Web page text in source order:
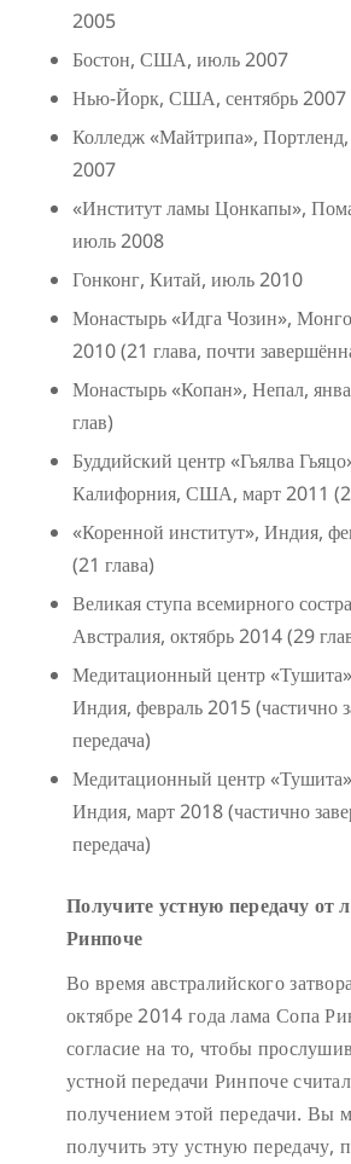
2005
Бостон, США, июль 2007
Нью-Йорк, США, сентябрь 2007
Колледж «Майтрипа»,
2007
«Институт ламы Цонкапы»,
июль 2008
Гонконг, Китай, июль 2010
Монастырь «Идга Чозин»,
2010 (21 глава, почти
Монастырь «Копан», Непал,
глав)
Буддийский центр «Гьялва
Калифорния, США, март 2011
«Коренной институт», Индия,
(21 глава)
Великая ступа всемирного
Австралия, октябрь 2014 (29
Медитационный центр
Индия, февраль 2015 (частично
передача)
Медитационный центр
Индия, март 2018 (частично
передача)
Получите устную передачу
Ринпоче
Во время австралийского
октябре 2014 года лама Сопа
согласие на то, чтобы
устной передачи Ринпоче
получением этой передачи. Вы
получить эту устную передачу,